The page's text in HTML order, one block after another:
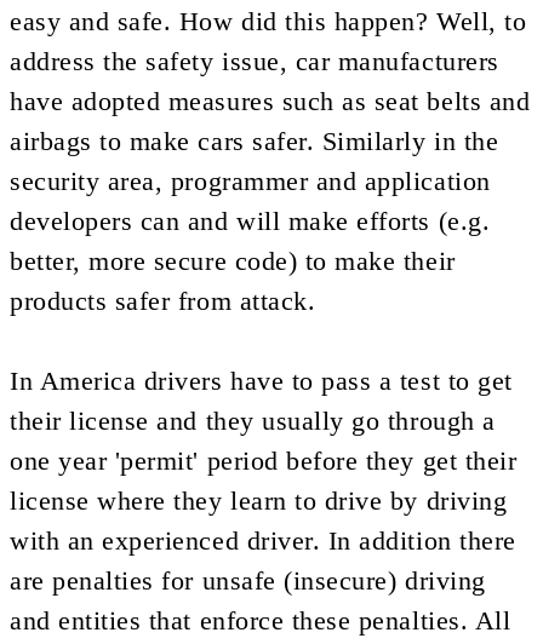
easy and safe. How did this happen? Well, to
address the safety issue, car manufacturers
have adopted measures such as seat belts and
airbags to make cars safer. Similarly in the
security area, programmer and application
developers can and will make efforts (e.g.
better, more secure code) to make their
products safer from attack.
In America drivers have to pass a test to get
their license and they usually go through a
one year 'permit' period before they get their
license where they learn to drive by driving
with an experienced driver. In addition there
are penalties for unsafe (insecure) driving
and entities that enforce these penalties. All